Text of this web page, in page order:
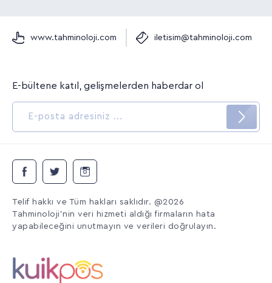
www.tahminoloji.com iletisim@tahminoloji.com
E-bültene katıl, gelişmelerden haberdar ol
Telif hakkı ve Tüm hakları saklıdır. @2026
Tahminoloji'nin veri hizmeti aldığı firmaların hata
yapabileceğini unutmayın ve verileri doğrulayın.